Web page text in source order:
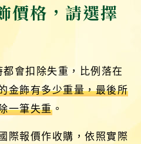
價格，請選擇
都會扣除失重，比例落在
金飾有多少重量，最後所
一筆失重。
際報價作收購，依照實際